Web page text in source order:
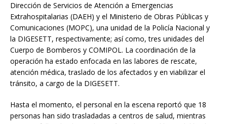
Dirección de Servicios de Atención a Emergencias
Extrahospitalarias (DAEH) y el Ministerio de Obras Públicas y
Comunicaciones (MOPC), una unidad de la Policía Nacional y
la DIGESETT, respectivamente; así como, tres unidades del
Cuerpo de Bomberos y COMIPOL. La coordinación de la
operación ha estado enfocada en las labores de rescate,
atención médica, traslado de los afectados y en viabilizar el
tránsito, a cargo de la DIGESETT.
Hasta el momento, el personal en la escena reportó que 18
personas han sido trasladadas a centros de salud, mientras